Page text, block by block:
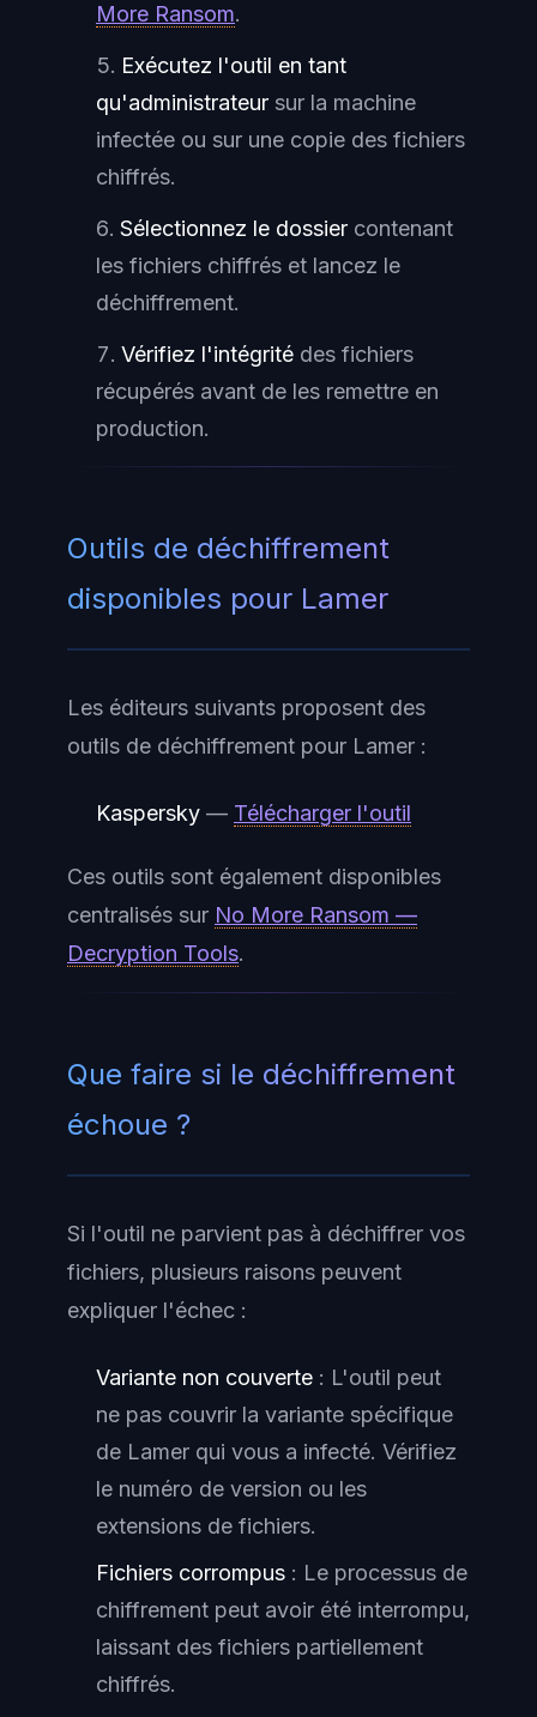
More Ransom.
Exécutez l'outil en tant
qu'administrateur sur la machine
infectée ou sur une copie des fichiers
chiffrés.
Sélectionnez le dossier contenant
les fichiers chiffrés et lancez le
déchiffrement.
Vérifiez l'intégrité des fichiers
récupérés avant de les remettre en
production.
Outils de déchiffrement
disponibles pour Lamer
Les éditeurs suivants proposent des
outils de déchiffrement pour Lamer :
Kaspersky — Télécharger l'outil
Ces outils sont également disponibles
centralisés sur No More Ransom —
Decryption Tools.
Que faire si le déchiffrement
échoue ?
Si l'outil ne parvient pas à déchiffrer vos
fichiers, plusieurs raisons peuvent
expliquer l'échec :
Variante non couverte : L'outil peut
ne pas couvrir la variante spécifique
de Lamer qui vous a infecté. Vérifiez
le numéro de version ou les
extensions de fichiers.
Fichiers corrompus : Le processus de
chiffrement peut avoir été interrompu,
laissant des fichiers partiellement
chiffrés.